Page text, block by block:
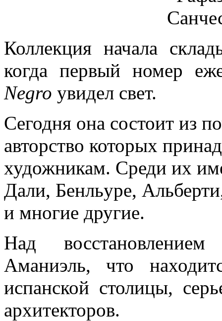
Коллекция начала
когда первый номер
Negro увидел свет.
Сегодня она состоит из
авторство которых
художникам. Среди их
Дали, Бенльуре,
и многие другие.
Над
Аманиэль, что
испанской столицы,
архитекторов.